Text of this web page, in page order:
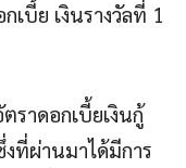
บี้ย เงินรางวัลที่ 1
ราดอกเบี้ยเงินกู้
ที่ผ่านมาได้มีการ